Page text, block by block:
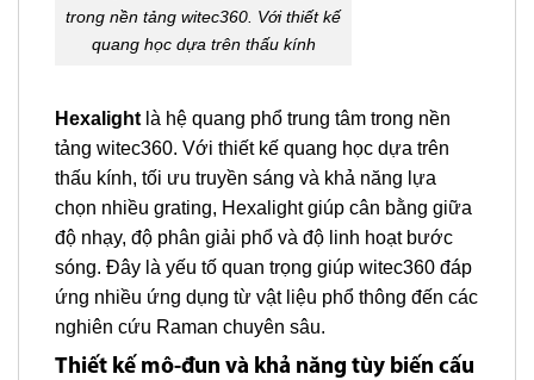
trong nền tảng witec360. Với thiết kế
quang học dựa trên thấu kính
Hexalight là hệ quang phổ trung tâm trong nền
tảng witec360. Với thiết kế quang học dựa trên
thấu kính, tối ưu truyền sáng và khả năng lựa
chọn nhiều grating, Hexalight giúp cân bằng giữa
độ nhạy, độ phân giải phổ và độ linh hoạt bước
sóng. Đây là yếu tố quan trọng giúp witec360 đáp
ứng nhiều ứng dụng từ vật liệu phổ thông đến các
nghiên cứu Raman chuyên sâu.
Thiết kế mô-đun và khả năng tùy biến cấu